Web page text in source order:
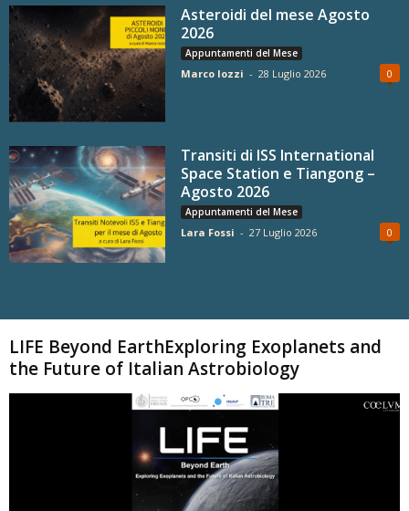
Asteroidi del mese Agosto
2026
Appuntamenti del Mese
Marco Iozzi - 28 Luglio 2026 0
Transiti di ISS International
Space Station e Tiangong –
Agosto 2026
Appuntamenti del Mese
Lara Fossi - 27 Luglio 2026 0
LIFE Beyond EarthExploring Exoplanets and
the Future of Italian Astrobiology